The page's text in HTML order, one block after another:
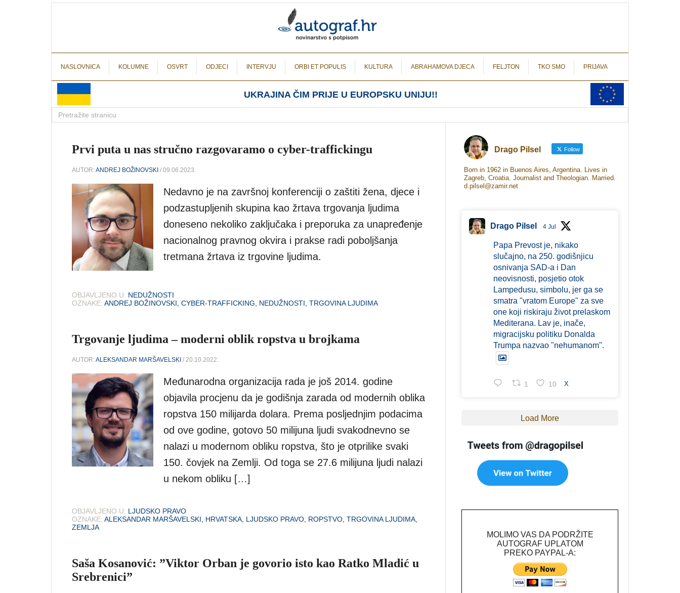
NASLOVNICA KOLUMNE OSVRT ODJECI INTERVJU ORBI ET POPULIS KULTURA ABRAHAMOVA DJECA FELJTON TKO SMO PRIJAVA
UKRAJINA ČIM PRIJE U EUROPSKU UNIJU!!
Prvi puta u nas stručno razgovaramo o cyber-traffickingu
AUTOR:ANDREJ BOŽINOVSKI / 09.06.2023.
Nedavno je na završnoj konferenciji o zaštiti žena, djece i
podzastupljenih skupina kao žrtava trgovanja ljudima
doneseno nekoliko zaključaka i preporuka za unapređenje
nacionalnog pravnog okvira i prakse radi poboljšanja
tretmana žrtava iz trgovine ljudima.
OBJAVLJENO U: NEDUŽNOSTI
OZNAKE: ANDREJ BOŽINOVSKI CYBER-TRAFFICKING NEDUŽNOSTI TRGOVINA LJUDIMA
Trgovanje ljudima – moderni oblik ropstva u brojkama
AUTOR:ALEKSANDAR MARŠAVELSKI / 20.10.2022.
Međunarodna organizacija rada je još 2014. godine
objavila procjenu da je godišnja zarada od modernih oblika
ropstva 150 milijarda dolara. Prema posljednjim podacima
od ove godine, gotovo 50 milijuna ljudi svakodnevno se
nalazi u modernom obliku ropstva, što je otprilike svaki
150. čovjek na Zemlji. Od toga se 27.6 milijuna ljudi nalazi
u nekom obliku […]
OBJAVLJENO U: LJUDSKO PRAVO
OZNAKE: ALEKSANDAR MARŠAVELSKI HRVATSKA LJUDSKO PRAVO ROPSTVO TRGOVINA LJUDIMA
ZEMLJA
Saša Kosanović: ”Viktor Orban je govorio isto kao Ratko Mladić u
Srebrenici”
Drago Pilsel Follow
Born in 1962 in Buenos Aires, Argentina. Lives in
Zagreb, Croatia. Journalist and Theologian. Married.
d.pilsel@zamir.net
Drago Pilsel 4 Jul
Papa Prevost je, nikako
slučajno, na 250. godišnjicu
osnivanja SAD-a i Dan
neovisnosti, posjetio otok
Lampedusu, simbolu, jer ga se
smatra "vratom Europe" za sve
one koji riskiraju život prelaskom
Mediterana. Lav je, inače,
migracijsku politiku Donalda
Trumpa nazvao "nehumanom".
1 10 X
Load More
MOLIMO VAS DA PODRŽITE
AUTOGRAF UPLATOM
PREKO PAYPAL-A: